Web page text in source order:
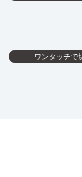
ワンタッチで